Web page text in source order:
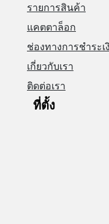
รายการสินค้า
แคตตาล็อก
ช่องทางการชำระเ
เกี่ยวกับเรา
ติดต่อเรา
ที่ตั้ง